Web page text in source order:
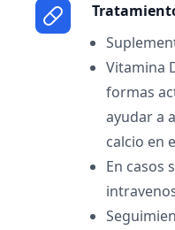
Vitamina
formas
ayudar a
calcio en
En casos